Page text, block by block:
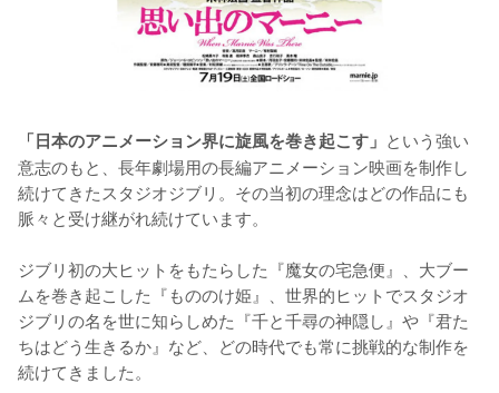
「日本のアニメーション界に旋風を巻き起こす」 という強い
意志のもと、長年劇場用の長編アニメーション映画を制作し
続けてきたスタジオジブリ。その当初の理念はどの作品にも
脈々と受け継がれ続けています。
ジブリ初の大ヒットをもたらした『魔女の宅急便』、大ブー
ムを巻き起こした『もののけ姫』、世界的ヒットでスタジオ
ジブリの名を世に知らしめた『千と千尋の神隠し』や『君た
ちはどう生きるか』など、どの時代でも常に挑戦的な制作を
続けてきました。